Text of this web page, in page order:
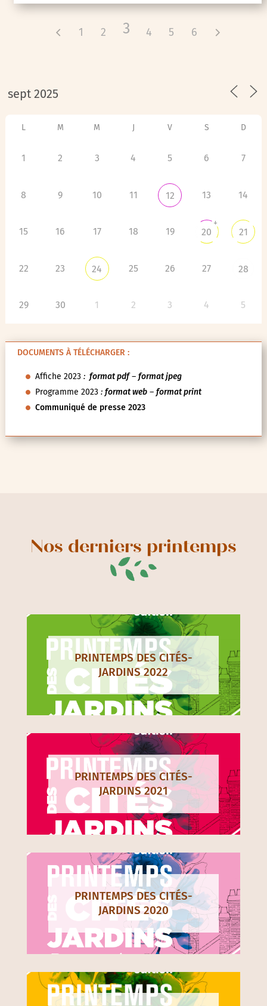
1 2 3 4 5 6
L M M J V S D
1 2 3 4 5 6 7
8 9 10 11 12 13 14
15 16 17 18 19 20
+
21
22 23 24 25 26 27 28
29 30 1 2 3 4 5
DOCUMENTS À TÉLÉCHARGER :
Affiche 2023: format pdf– format jpeg
Programme 2023 : format web– format print
Communiqué de presse 2023
Nos derniers printemps
PRINTEMPS DES CITÉS-
JARDINS 2022
PRINTEMPS DES CITÉS-
JARDINS 2021
PRINTEMPS DES CITÉS-
JARDINS 2020